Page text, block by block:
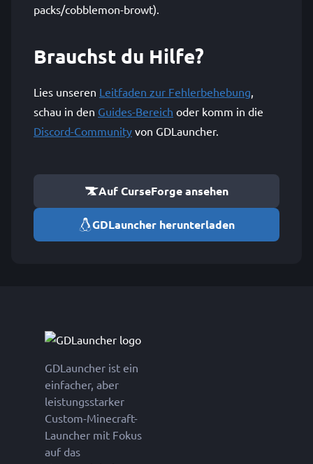
packs/cobblemon-browt).
Brauchst du Hilfe?
Lies unseren Leitfaden zur Fehlerbehebung,
schau in den Guides-Bereich oder komm in die
Discord-Community von GDLauncher.
Auf CurseForge ansehen
GDLauncher herunterladen
GDLauncher ist ein
einfacher, aber
leistungsstarker
Custom-Minecraft-
Launcher mit Fokus
auf das